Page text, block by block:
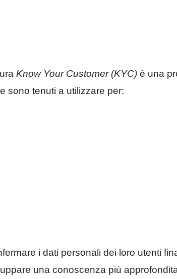
Know Your Customer (KYC) è una
sono tenuti a utilizzare per:
i dati personali dei loro utenti
una conoscenza più